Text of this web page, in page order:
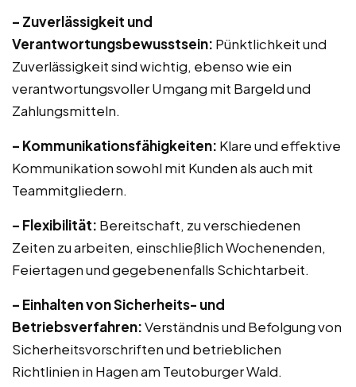
– Zuverlässigkeit und
Verantwortungsbewusstsein: Pünktlichkeit und
Zuverlässigkeit sind wichtig, ebenso wie ein
verantwortungsvoller Umgang mit Bargeld und
Zahlungsmitteln.
– Kommunikationsfähigkeiten: Klare und effektive
Kommunikation sowohl mit Kunden als auch mit
Teammitgliedern.
– Flexibilität: Bereitschaft, zu verschiedenen
Zeiten zu arbeiten, einschließlich Wochenenden,
Feiertagen und gegebenenfalls Schichtarbeit.
– Einhalten von Sicherheits- und
Betriebsverfahren:Verständnis und Befolgung von
Sicherheitsvorschriften und betrieblichen
Richtlinien in Hagen am Teutoburger Wald.